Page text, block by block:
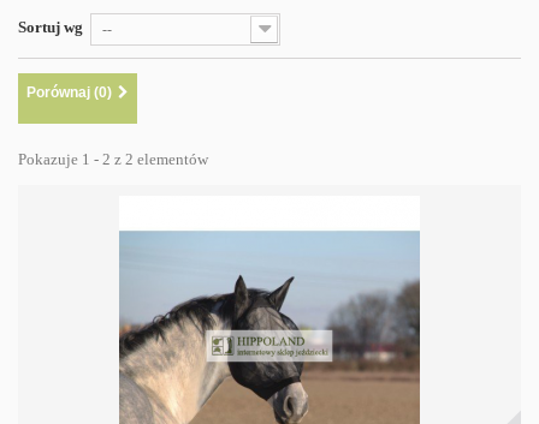
Sortuj wg --
Porównaj (0)
Pokazuje 1 - 2 z 2 elementów